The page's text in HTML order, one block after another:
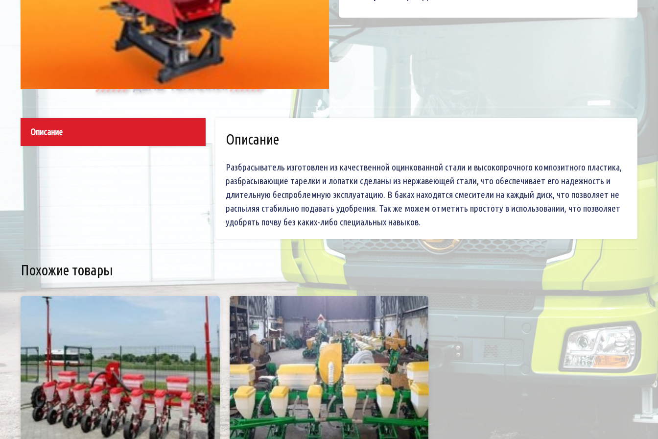
Описание Описание
Разбрасыватель изготовлен из качественной оцинкованной стали и высокопрочного композитного пластика,
разбрасывающие тарелки и лопатки сделаны из нержавеющей стали, что обеспечивает его надежность и
длительную беспроблемную эксплуатацию. В баках находятся смесители на каждый диск, что позволяет не
распыляя стабильно подавать удобрения. Так же можем отметить простоту в использовании, что позволяет
удобрять почву без каких-либо специальных навыков.
Похожие товары